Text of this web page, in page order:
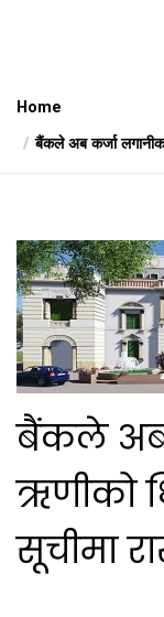
Home
बैंकले अब कर्जा
बैंकले अब
ऋणीको
सूचीमा